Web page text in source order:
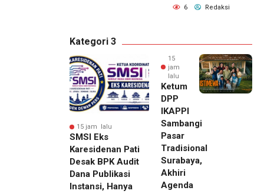
6 Redaksi
Kategori 3
15 jam lalu
SMSI Eks
Karesidenan Pati
Desak BPK Audit
Dana Publikasi
Instansi, Hanya
15
jam
lalu
Ketum
DPP
IKAPPI
Sambangi
Pasar
Tradisional
Surabaya,
Akhiri
Agenda